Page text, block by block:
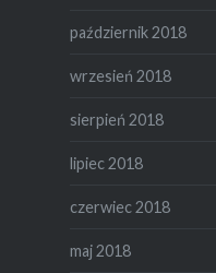
październik 2018
wrzesień 2018
sierpień 2018
lipiec 2018
czerwiec 2018
maj 2018